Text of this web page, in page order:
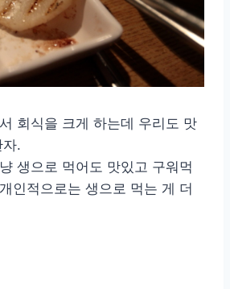
회식을 크게 하는데 우리도 맛
.
생으로 먹어도 맛있고 구워먹
인적으로는 생으로 먹는 게 더